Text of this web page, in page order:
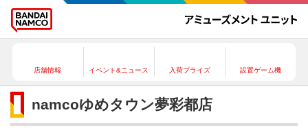
店舗情報 イベント&ニュース 入荷プライズ 設置ゲーム機
namcoゆめタウン夢彩都店